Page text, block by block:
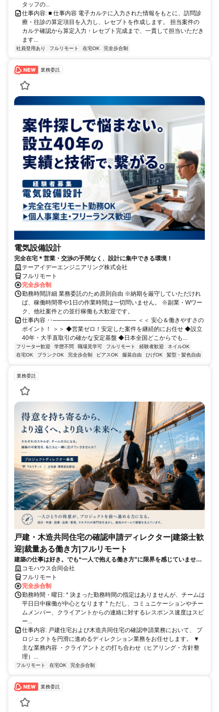
タッフの...
仕事内容: ■ 仕事内容 電子カルテに入力された情報をもとに、訪問診
療・往診の算定項目を入力し、レセプトを作成します。 担当案件の
カルテ確認から算定入力・レセプト完成まで、一貫して担当いただき
ます...
社員登用あり フルリモート 在宅OK 完全歩合制
業務委託
電気設備設計
完全在宅＊営業・交渉の手間なく、設計に集中できる環境！
テーアイデーエンジニアリング株式会社
フルリモート
完全歩合制
勤務時間詳細 業務委託のため原則自由 ※納期を厳守していただけれ
ば、稼働時間帯や1日の作業時間は一切問いません。 ※副業・Wワー
ク、他社案件との並行稼働も大歓迎です。
仕事内容 ‥─────────────────── ＜＜ 安心＆働きやすさの
ポイント！ ＞＞ ◆営業ゼロ！安定した案件を継続的にお任せ ◆設立
40年・大手直取引の確かな安定基盤 ◆日本全国どこからでも...
フリーター歓迎 学歴不問 職場見学可 フルリモート 経験者歓迎
ネイルOK
在宅OK
ブランクOK 完全歩合制 ピアスOK 服装自由 ひげOK 髪型・髪色自由
業務委託
戸建・木造共同住宅の確認申請ディレクター|建築士歓
迎|裁量ある働き方|フルリモート
建築の仕事は好き。でも“一人で抱える働き方”に限界を感じていません
か？ 図面や法規チェックは専門チームへ。あなたは“プロジェクトを動
かす役割”に集中できます。
コモハウス合同会社
フルリモート
完全歩合制
勤務時間・曜日: * 決まった勤務時間の指定はありませんが、チームは
平日日中稼働が中心となります * ただし、コミュニケーションやチー
ムメンバー、クライアントからの連絡に対するレスポンス速度はスピ
ー...
仕事内容: 戸建住宅および木造共同住宅の確認申請業務において、 プ
ロジェクトを円滑に進めるディレクション業務をお任せします。 ▼
主な業務内容 ・クライアントとの打ち合わせ（ヒアリング・方針整
理）...
フルリモート 在宅OK 完全歩合制
業務委託